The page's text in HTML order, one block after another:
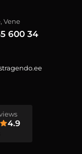
Vene
600 34
4.9